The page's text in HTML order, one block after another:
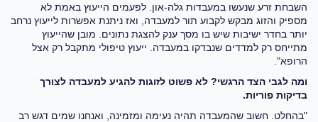
השבחת זרע שנעשו במעבדות גלה-און. לפעמים הייעוץ באמת לא
מספיק והזוג מבקש לקבוע תור למעבדה, ואז ניתנת אפשרות לייעוץ נרחב
יותר בחדר ישיבות שיש בו מסך ענק להצגת נתונים. מובן שהייעוץ
מתייחס רק למדדים שנבדקו במעבדה. ייעוץ טיפולי מתקבל רק אצל
הרופא".
ומה לגבי הצד הרגשי? לא פשוט לזוגות להגיע למעבדה לצורך
בדיקות פוריות.
"בהחלט. חשוב שהמעבדה תהיה נעימה ומזמינה, ואנחנו שמים דגש רב